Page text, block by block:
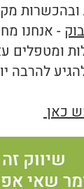
- אנחנו
ומטפלים
להרבה
כאן
שיווק
שאי